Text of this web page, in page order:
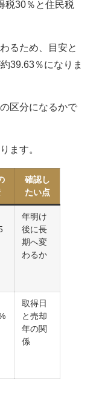
税30％と住民税
るため、目安と
39.63％になりま
区分になるかで
ます。
確認し
たい点
年明け
後に長
期へ変
わるか
取得日
と売却
年の関
係